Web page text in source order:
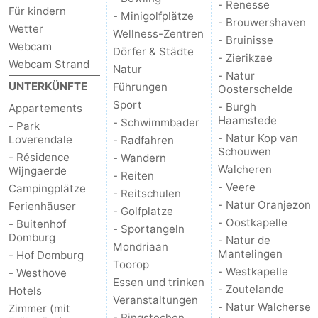
Reiten
-
Reitschulen
-
Golfplatze
-
Sportangeln
Mondriaan
Toorop
Essen
und
trinken
Veranstaltungen
Ringstechen
Praktisch
Forum
Für kindern
Wetter
Webcam
Webcam Strand
UNTERKÜNFTE
Appartements
- Park
Loverendale
- Résidence
Wijngaerde
Campingplätze
Ferienhäuser
- Buitenhof
Domburg
- Hof Domburg
- Westhove
Hotels
Zimmer (mit
- Minigolfplätze
Wellness-Zentren
Dörfer & Städte
Natur
Führungen
Sport
- Schwimmbader
- Radfahren
- Wandern
- Reiten
- Reitschulen
- Golfplatze
- Sportangeln
Mondriaan
Toorop
Essen und trinken
Veranstaltungen
- Renesse
- Brouwershaven
- Bruinisse
- Zierikzee
- Natur
Oosterschelde
- Burgh
Haamstede
- Natur Kop van
Schouwen
Walcheren
- Veere
- Natur Oranjezon
- Oostkapelle
- Natur de
Mantelingen
- Westkapelle
- Zoutelande
- Natur Walcherse